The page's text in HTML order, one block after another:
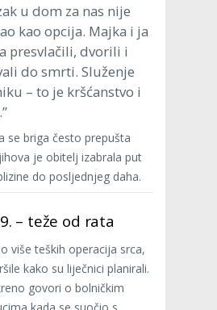
u dom za nas nije
kao opcija. Majka i ja
presvlačili, dvorili i
do smrti. Služenje
– to je kršćanstvo i
se briga često prepušta
je obitelj izabrala put
do posljednjeg daha.
– teže od rata
više teških operacija srca,
kako su liječnici planirali.
govori o bolničkim